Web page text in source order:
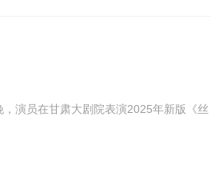
演员在甘肃大剧院表演2025年新版《丝